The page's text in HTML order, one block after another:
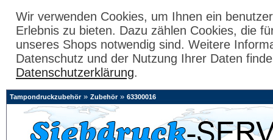
Wir verwenden Cookies, um Ihnen ein
Erlebnis zu bieten. Dazu zählen Cookies, die
unseres Shops notwendig sind. Weitere
Datenschutz und der Nutzung Ihrer Daten
Datenschutzerklärung.
Tampondruckzubehör» Zubehör» 63300016